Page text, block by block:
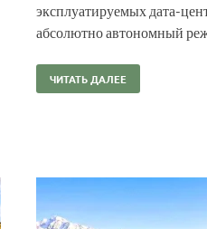
эксплуатируемых дата-
абсолютно автономный
ЧИТАТЬ ДАЛЕЕ